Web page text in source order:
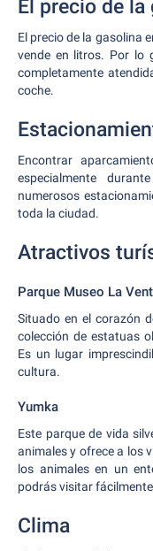
El precio de
El precio de la gasolina
vende en litros. Por lo
completamente
coche.
Encontrar
especialmente
numerosos
toda la ciudad.
Atractivos
Parque Museo La
Situado en el corazón
colección de estatuas
Es un lugar
cultura.
Yumka
Este parque de vida
animales y ofrece a los
los animales en un
podrás visitar
Clima